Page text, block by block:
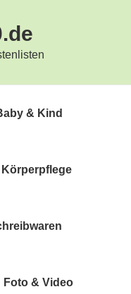
& Kind
Körperpflege
Foto & Video